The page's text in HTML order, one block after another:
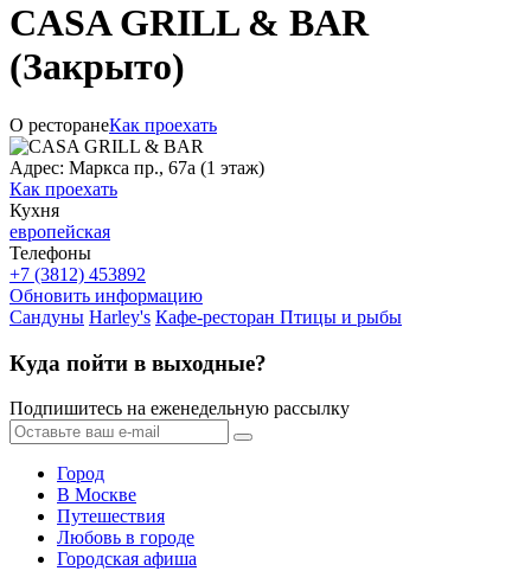
CASA GRILL & BAR
(Закрыто)
О ресторанеКак проехать
Адрес: Маркса пр., 67а (1 этаж)
Как проехать
Кухня
европейская
Телефоны
+7 (3812) 453892
Обновить информацию
Сандуны Harley's Кафе-ресторан Птицы и рыбы
Куда пойти в выходные?
Подпишитесь на еженедельную рассылку
Город
В Москве
Путешествия
Любовь в городе
Городская афиша